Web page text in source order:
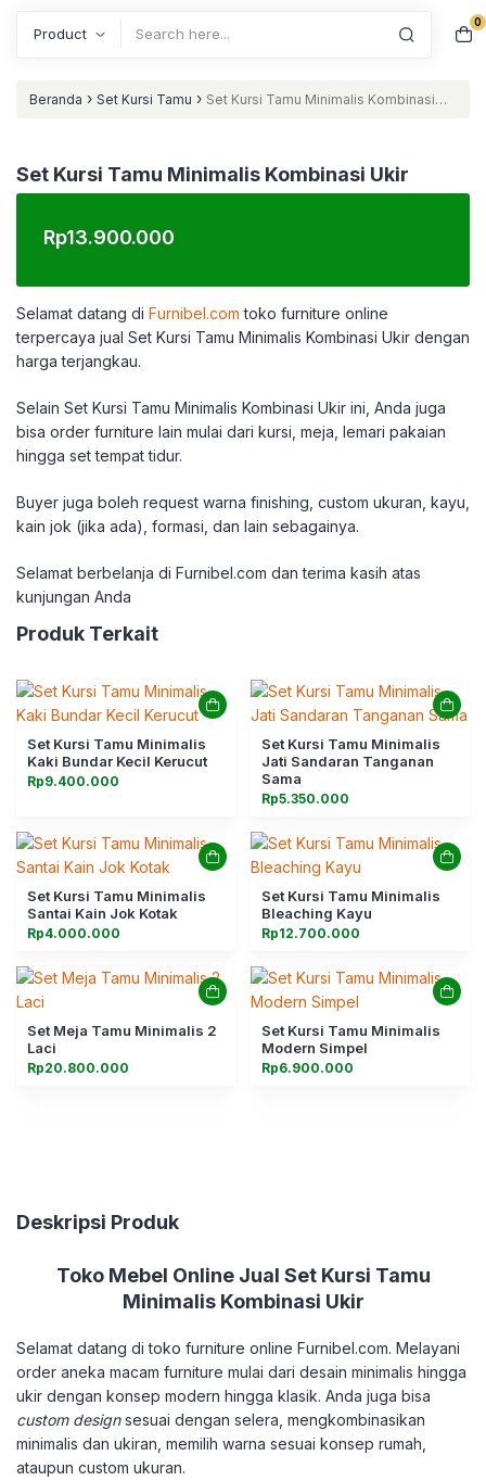
0
Beranda › Set Kursi Tamu › Set Kursi Tamu Minimalis Kombinasi
Set Kursi Tamu Minimalis Kombinasi Ukir
Rp13.900.000
Selamat datang di Furnibel.com toko furniture online
terpercaya jual Set Kursi Tamu Minimalis Kombinasi Ukir dengan
harga terjangkau.
Selain Set Kursi Tamu Minimalis Kombinasi Ukir ini, Anda juga
bisa order furniture lain mulai dari kursi, meja, lemari pakaian
hingga set tempat tidur.
Buyer juga boleh request warna finishing, custom ukuran, kayu,
kain jok (jika ada), formasi, dan lain sebagainya.
Selamat berbelanja di Furnibel.com dan terima kasih atas
kunjungan Anda
Produk Terkait
Set Kursi Tamu Minimalis
Kaki Bundar Kecil Kerucut
Rp9.400.000
Set Kursi Tamu Minimalis
Jati Sandaran Tanganan
Sama
Rp5.350.000
Set Kursi Tamu Minimalis
Santai Kain Jok Kotak
Rp4.000.000
Set Kursi Tamu Minimalis
Bleaching Kayu
Rp12.700.000
Set Meja Tamu Minimalis 2
Laci
Rp20.800.000
Set Kursi Tamu Minimalis
Modern Simpel
Rp6.900.000
Deskripsi Produk
Toko Mebel Online Jual Set Kursi Tamu
Minimalis Kombinasi Ukir
Selamat datang di toko furniture online Furnibel.com. Melayani
order aneka macam furniture mulai dari desain minimalis hingga
ukir dengan konsep modern hingga klasik. Anda juga bisa
custom designsesuai dengan selera, mengkombinasikan
minimalis dan ukiran, memilih warna sesuai konsep rumah,
ataupun custom ukuran.